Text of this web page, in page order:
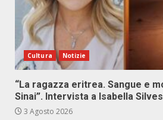
Cultura Notizie
“La ragazza eritrea. Sangue e
Sinai”. Intervista a Isabella
3 Agosto 2026